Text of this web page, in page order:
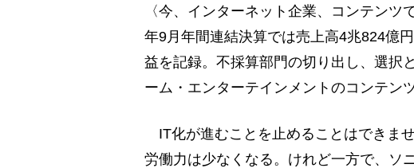
〈今、インターネット企業、コンテン
年9月年間連結決算では売上高4兆824億
益を記録。不採算部門の切り出し、選択
ーム・エンターテインメントのコンテン
IT化が進むことを止めることはできま
労働力は少なくなる。けれど一方で、ソ